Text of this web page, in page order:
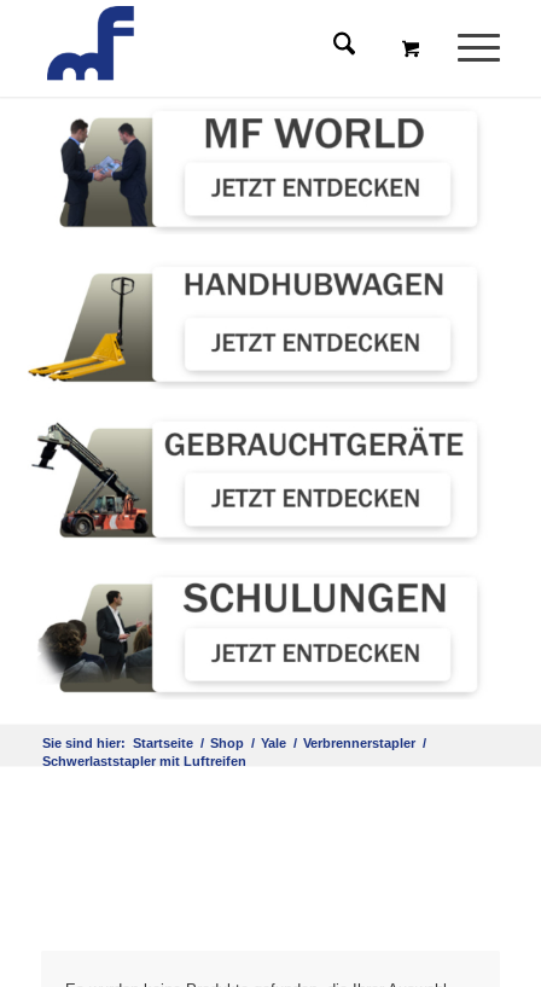
Sie sind hier: Startseite / Shop / Yale / Verbrennerstapler /
Schwerlaststapler mit Luftreifen